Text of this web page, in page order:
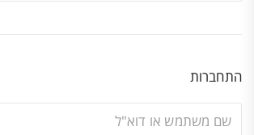
התחברות